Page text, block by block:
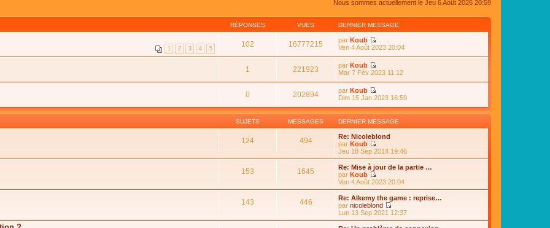
Nous sommes actuellement le Jeu 6 Août 2026 20:59
RÉPONSES VUES DERNIER MESSAGE
1 2 3 4 5 102 16777215 par Koub
C
u
l
e
l
e
d
e
n
r
m
e
s
a
g
e
Ven 4 Août 2023 20:04
1 221923 par Koub
C
u
l
t
e
r
l
d
e
r
i
e
r
m
e
s
s
Mar 7 Fév 2023 11:12
0 202894 par Koub
C
n
s
u
l
t
e
r
e
e
r
n
i
e
r
Dim 15 Jan 2023 16:59
SUJETS MESSAGES DERNIER MESSAGE
124 494
Re: Nicoleblond
par Koub
C
o
n
s
u
l
e
r
l
Jeu 18 Sep 2014 19:46
153 1645
Re: Mise à jour de la partie …
par Koub
C
o
n
s
u
l
t
Ven 4 Août 2023 20:04
143 446
Re: Alkemy the game : reprise…
par nicoleblond
C
o
n
Lun 13 Sep 2021 12:37